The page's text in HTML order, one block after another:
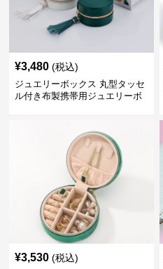
¥3,480 (税込)
ジュエリーボックス 丸型タッセ
ル付き布製携帯用ジュエリーボ
¥3,530 (税込)